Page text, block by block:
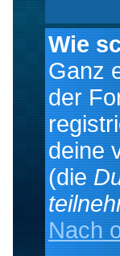
Wie
Ganz
der
deine
(die
Nach